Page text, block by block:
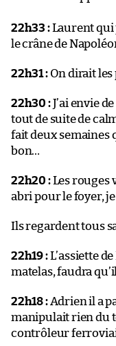
22h33 :Laurent qui
le crâne de
22h31 :On dirait les
22h30 :J’ai envie
tout de suite de
fait deux semaines
bon…
22h20 :Les rouges
abri pour le foyer,
Ils regardent tous
22h19 :L’assiette
matelas, faudra
22h18 :Adrien il a
manipulait rien du
contrôleur